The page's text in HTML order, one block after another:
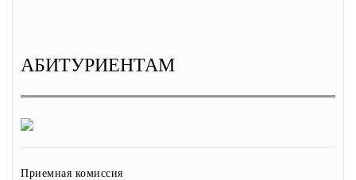
АБИТУРИЕНТАМ
Приемная комиссия